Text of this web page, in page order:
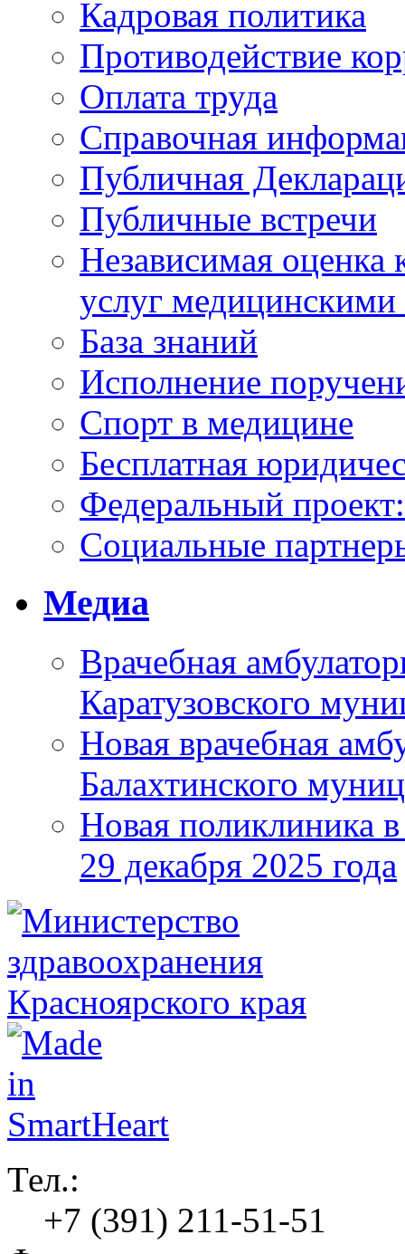
Кадровая политика
Противодействие
Оплата труда
Справочная
Публичная
Публичные встречи
Независимая оценка
услуг
База знаний
Исполнение
Спорт в медицине
Бесплатная
Федеральный
Социальные
Медиа
Врачебная
Каратузовского
Новая врачебная
Балахтинского
Новая поликлиника
29 декабря 2025 года
Тел.:
+7 (391) 211-51-51